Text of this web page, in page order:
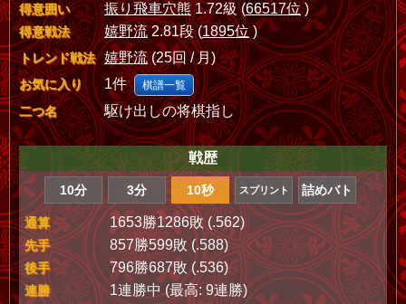
得意囲い 振り飛車穴熊1.72級 (66517位)
得意戦法 嬉野流2.81段 (1895位)
トレンド戦法 嬉野流(25回 / 月)
お気に入り 1件 棋譜一覧
二つ名 駆け出しの将棋指し
戦歴
10分 3分 10秒 スプリント 詰めバト
通算 1653勝1286敗 (.562)
先手 857勝599敗 (.588)
後手 796勝687敗 (.536)
連勝 1連勝中 (最高: 9連勝)